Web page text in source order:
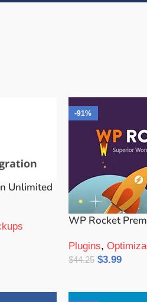
Unlimited
-91%
WP Rocket
Plugins,
$44.25 $3.99